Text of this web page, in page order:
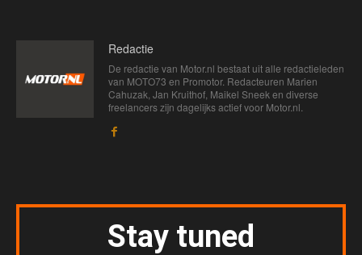
Redactie
De redactie van Motor.nl bestaat uit alle redactieleden
van MOTO73 en Promotor. Redacteuren Marien
Cahuzak, Jan Kruithof, Maikel Sneek en diverse
freelancers zijn dagelijks actief voor Motor.nl.
Stay tuned